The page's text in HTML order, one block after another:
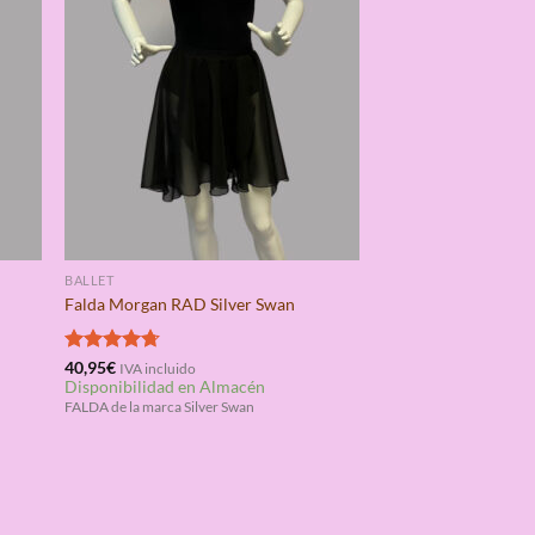
BALLET
Falda Morgan RAD Silver Swan
Valorado
con4.67
de 5
40,95€ IVA incluido
Disponibilidad en Almacén
FALDA de la marca Silver Swan